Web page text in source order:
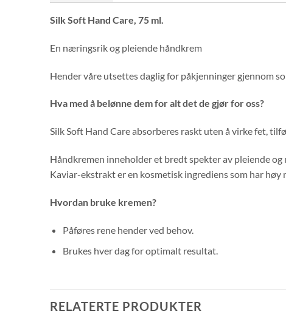
Silk Soft Hand Care, 75 ml.
En næringsrik og pleiende håndkrem
Hender våre utsettes daglig for påkjenninger gjennom
Hva med å belønne dem for alt det de gjør for oss?
Silk Soft Hand Care absorberes raskt uten å virke fet,
Håndkremen inneholder et bredt spekter av pleiende
Kaviar-ekstrakt er en kosmetisk ingrediens som har
Hvordan bruke kremen?
Påføres rene hender ved behov.
Brukes hver dag for optimalt resultat.
RELATERTE PRODUKTER